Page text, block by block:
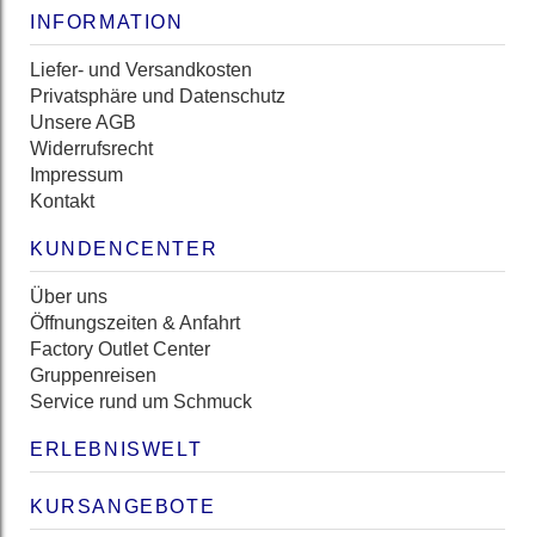
INFORMATION
Liefer- und Versandkosten
Privatsphäre und Datenschutz
Unsere AGB
Widerrufsrecht
Impressum
Kontakt
KUNDENCENTER
Über uns
Öffnungszeiten & Anfahrt
Factory Outlet Center
Gruppenreisen
Service rund um Schmuck
ERLEBNISWELT
KURSANGEBOTE